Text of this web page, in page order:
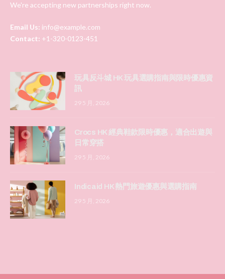
We're accepting new partnerships right now.
Email Us: info@example.com
Contact: +1-320-0123-451
玩具反斗城 HK 玩具選購指南與限時優惠資
訊
29 5 月, 2026
Crocs HK 經典鞋款限時優惠，適合出遊與
日常穿搭
29 5 月, 2026
Indicaid HK 熱門旅遊優惠與選購指南
29 5 月, 2026